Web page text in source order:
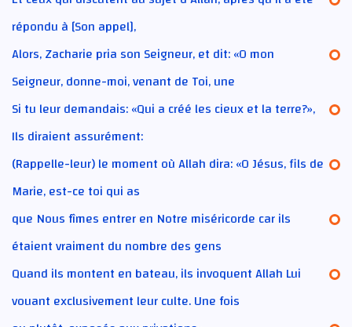
répondu à [Son appel],
Alors, Zacharie pria son Seigneur, et dit: «O mon
Seigneur, donne-moi, venant de Toi, une
Si tu leur demandais: «Qui a créé les cieux et la terre?»,
Ils diraient assurément:
(Rappelle-leur) le moment où Allah dira: «O Jésus, fils de
Marie, est-ce toi qui as
que Nous fîmes entrer en Notre miséricorde car ils
étaient vraiment du nombre des gens
Quand ils montent en bateau, ils invoquent Allah Lui
vouant exclusivement leur culte. Une fois